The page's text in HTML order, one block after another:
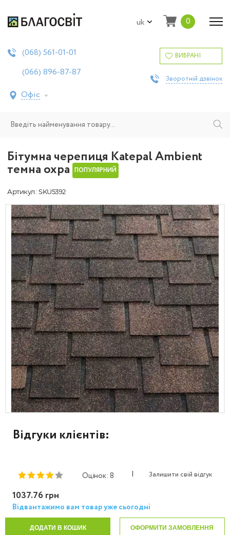
uk 0
(068) 561-01-01
(066) 896-87-87
Офіс
ВИБРАНІ
Зворотній дзвінок
Бітумна черепиця Katepal Ambient
темна охра ПОПУЛЯРНИЙ
Артикул : SKU5392
Відгуки клієнтів:
Оцінок: 8 | Залишити свій відгук
1037.76 грн
Відвантажимо вам товар уже сьогодні
ДОДАТИ В КОШИК ОФОРМИТИ ЗАМОВЛЕННЯ